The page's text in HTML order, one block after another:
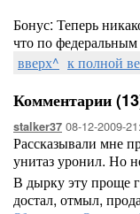
Бонус: Теперь
что по
вверх^ к полной
Комментарии
stalker37 08-12-2009-
Рассказывали мне
унитаз уронил. Но
В дырку эту проще
достал, отмыл,